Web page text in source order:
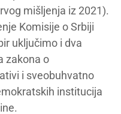
mišljenja iz 2021).
Komisije o Srbiji
uključimo i dva
zakona o
i sveobuhvatno
institucija